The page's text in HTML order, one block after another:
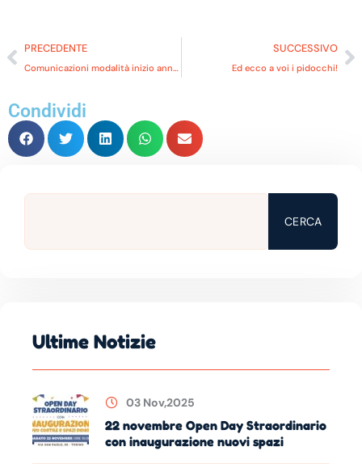
PRECEDENTE
Comunicazioni modalità inizio anno scolastico 2023-2024
SUCCESSIVO
Ed ecco a voi i pidocchi!
Condividi
CERCA
Ultime Notizie
03 Nov,2025
22 novembre Open Day Straordinario
con inaugurazione nuovi spazi